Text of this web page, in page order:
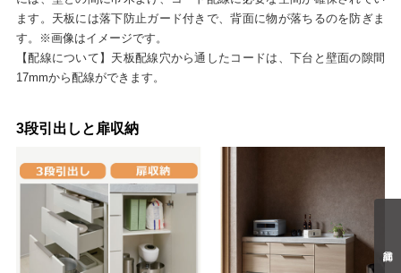
ます。天板には落下防止ガード付きで、背面に物が落ちるのを防ぎま
す。※画像はイメージです。
【配線について】天板配線穴から通したコードは、下台と壁面の隙間
17mmから配線ができます。
3段引出しと扉収納